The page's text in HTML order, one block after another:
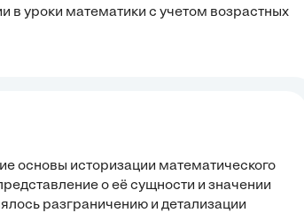
в уроки математики с учетом возрастных
основы историзации математического
о её сущности и значении
разграничению и детализации